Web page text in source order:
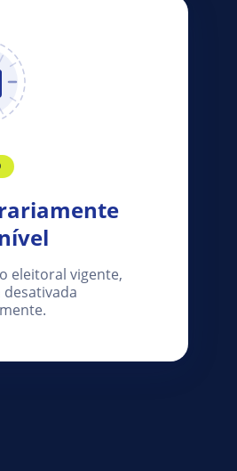
eleitoral vigente,
desativada